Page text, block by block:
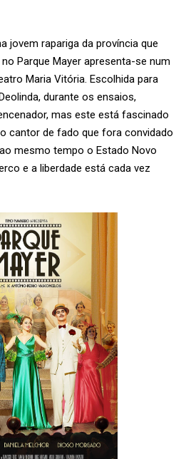
jovem rapariga da província que
Parque Mayer apresenta-se num
Maria Vitória. Escolhida para
durante os ensaios,
mas este está fascinado
cantor de fado que fora convidado
mesmo tempo o Estado Novo
e a liberdade está cada vez